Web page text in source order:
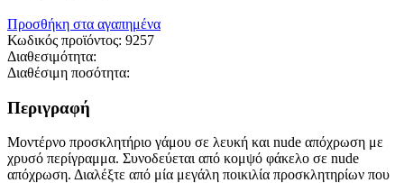
Προσθήκη στα αγαπημένα
Κωδικός προϊόντος: 9257
Διαθεσιμότητα:
Διαθέσιμη ποσότητα:
Περιγραφή
Μοντέρνο προσκλητήριο γάμου σε λευκή και nude απόχρωση με
χρυσό περίγραμμα. Συνοδεύεται από κομψό φάκελο σε nude
απόχρωση. Διαλέξτε από μία μεγάλη ποικιλία προσκλητηρίων που